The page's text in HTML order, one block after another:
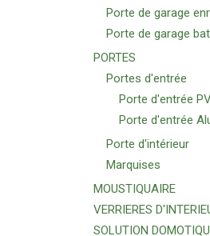
Porte de garage
Porte de garage
PORTES
Portes d'entrée
Porte d'entrée
Porte d'entrée
Porte d'intérieur
Marquises
MOUSTIQUAIRE
VERRIERES
SOLUTION